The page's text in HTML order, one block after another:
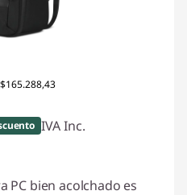
IVA Inc.
:
PC bien acolchado es